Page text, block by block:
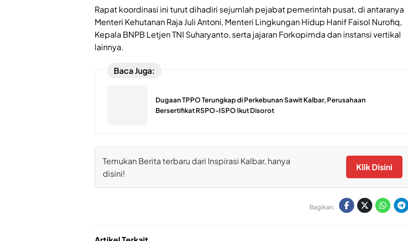
Rapat koordinasi ini turut dihadiri sejumlah pejabat pemerintah pusat, di antaranya
Menteri Kehutanan Raja Juli Antoni, Menteri Lingkungan Hidup Hanif Faisol Nurofiq,
Kepala BNPB Letjen TNI Suharyanto, serta jajaran Forkopimda dan instansi vertikal
lainnya.
Baca Juga:
Dugaan TPPO Terungkap di Perkebunan Sawit Kalbar, Perusahaan
Bersertifikat RSPO-ISPO Ikut Disorot
Temukan Berita terbaru dari Inspirasi Kalbar, hanya
disini!
Klik Disini
Bagikan: